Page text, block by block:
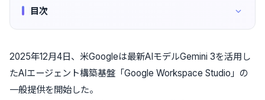
目次
2025年12月4日、米Googleは最新AIモデルGemini 3を活用し
たAIエージェント構築基盤「Google Workspace Studio」の
一般提供を開始した。